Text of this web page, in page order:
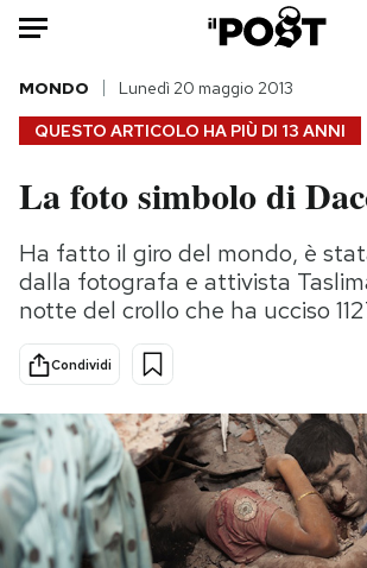
Auto
HOME
Italia
Politica
Tecnologia
Scienza
Economia
Sport
Moda
Storie/
QUESTO ARTICOLO HA PIÙ DI 13 ANNI
MONDO Lunedì 20 maggio 2013
La foto simbolo di
Ha fatto il giro del mondo, è
dalla fotografa e attivista
notte del crollo che ha ucciso
Condividi